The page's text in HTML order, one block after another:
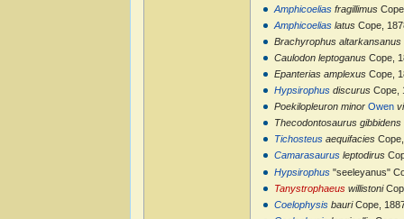
Amphicoeliasfragillimus
AmphicoeliaslatusCope,
Brachyrophus altarkansanus
Caulodon leptoganusCope,
Epanterias amplexusCope,
HypsirophusdiscurusCope,
Poekilopleuron minor Owen
Thecodontosaurus gibbidens
Tichosteusaequifacies
Camarasaurusleptodirus
Hypsirophus"seeleyanus"
Tanystrophaeuswillistoni
CoelophysisbauriCope,